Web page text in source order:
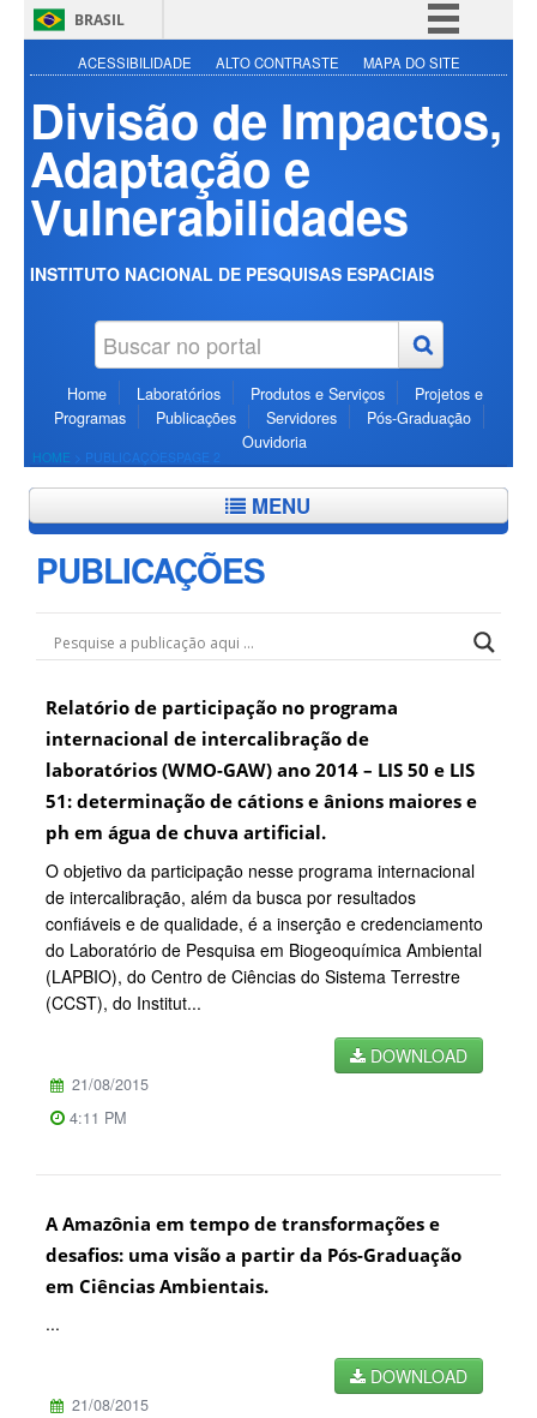
BRASIL
Simplifique!
Participe
Acesso à informação
Legislação
ACESSIBILIDADE ALTO CONTRASTE MAPA DO SITE
Divisão de Impactos,
Adaptação e
Vulnerabilidades
INSTITUTO NACIONAL DE PESQUISAS ESPACIAIS
Home Laboratórios Produtos e Serviços
Projetos e
Programas
Publicações Servidores
Pós-Graduação
Ouvidoria
HOME > PUBLICAÇÕESPAGE 2
MENU
PUBLICAÇÕES
Relatório de participação no programa
internacional de intercalibração de
laboratórios (WMO-GAW) ano 2014 – LIS 50 e LIS
51: determinação de cátions e ânions maiores e
ph em água de chuva artificial.
O objetivo da participação nesse programa internacional
de intercalibração, além da busca por resultados
confiáveis e de qualidade, é a inserção e credenciamento
do Laboratório de Pesquisa em Biogeoquímica Ambiental
(LAPBIO), do Centro de Ciências do Sistema Terrestre
(CCST), do Institut...
DOWNLOAD
21/08/2015
4:11 PM
A Amazônia em tempo de transformações e
desafios: uma visão a partir da Pós-Graduação
em Ciências Ambientais.
...
DOWNLOAD
21/08/2015